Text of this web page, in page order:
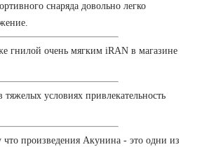
снаряда довольно легко
гнилой очень мягким iRAN в магазине
тяжелых условиях привлекательность
произведения Акунина - это одни из